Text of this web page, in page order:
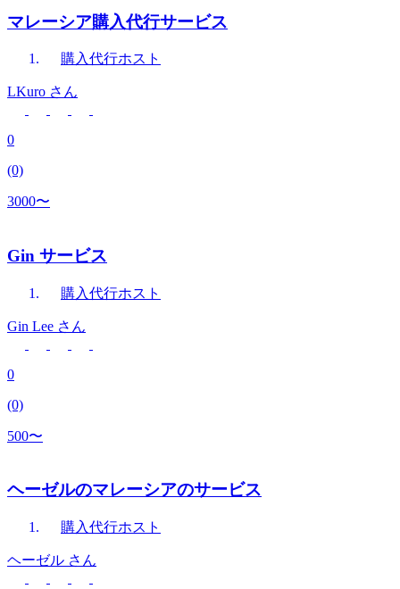
マレーシア購入代行サービス
購入代行ホスト
LKuro さん
0
(0)
3000〜
Gin サービス
購入代行ホスト
Gin Lee さん
0
(0)
500〜
ヘーゼルのマレーシアのサービス
購入代行ホスト
ヘーゼル さん